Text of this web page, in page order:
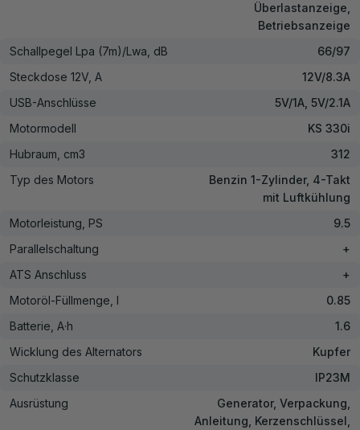
Überlastanzeige,
Betriebsanzeige
Schallpegel Lpa (7m)/Lwa, dB
66/97
Steckdose 12V, А
12V/8.3A
USB-Anschlüsse
5V/1A, 5V/2.1A
Motormodell
KS 330i
Hubraum, cm3
312
Typ des Motors
Benzin 1-Zylinder, 4-Takt
mit Luftkühlung
Motorleistung, PS
9.5
Parallelschaltung
+
ATS Anschluss
+
Motoröl-Füllmenge, l
0.85
Batterie, A·h
1.6
Wicklung des Alternators
Kupfer
Schutzklasse
IP23M
Ausrüstung
Generator, Verpackung,
Anleitung, Kerzenschlüssel,